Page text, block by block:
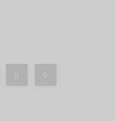
8 9